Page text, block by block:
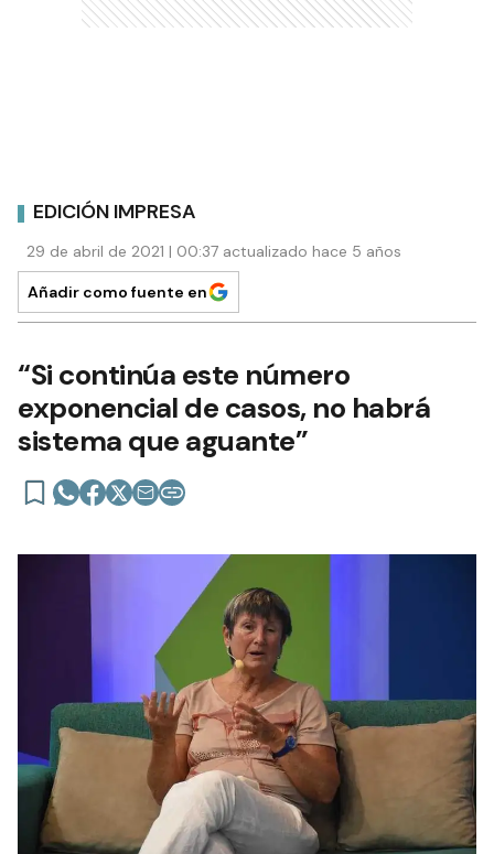
EDICIÓN IMPRESA
29 de abril de 2021 | 00:37 actualizado hace 5 años
Añadir como fuente en
“Si continúa este número
exponencial de casos, no habrá
sistema que aguante”